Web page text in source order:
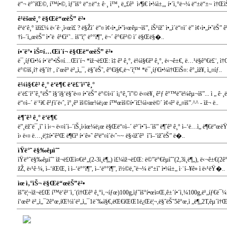
ë“¬ ë°˜íŒ©, í™í•©, ìƒˆìš° ë“±ë“± ê·¸ ì™¸ ë„£ê³ ì‹¶ì€ ì•¼ì±„, í•´ì‚°ë¬¼ ë“±ë“±~
ê¹ëšœê¸° ë§Œë“œëŠ” ë²•
ê¹ë‘ê¸° ìžì£¼ ë‹´ê·¸ì‹œì£ ? ë§Žì´ ë“¤ ì¢‹ì•„í•˜ì‹œêµ¬ìš”, íŠ¹ížˆ ì•„ì´ë“¤ì´ ë” ì¢‹ì•„í•˜ëŠ”
†ì–´ì„œëŠ” ì•ˆë ê¹€ì¹˜.. ìš”ì¦˜ ë°°ì¶”, ë¬´ ê°€ê²© ì´ ë§Œë§�..
í•¨ë°• ìŠ¤í…Œì´í¬ ë§Œë“œëŠ” ë²•
ë¯¸íƒ€ì•¼ í•¨ë°•ìŠ¤í…Œì´í¬ *ìž¬ë£Œ: ì‡ ê³ ê¸°, ë¼ì§€ê³ ê¸°, ë‹¬ê±€, ë…¹ë§ê°€ë£¨,
ë°©ìš¸í† ë§ˆí† , í‘œê³ ë²„ì„¯, ë§ˆëŠ˜, ê°€ì§€,ë¬´ì¦™ *ë¯¸íƒ€ì•¼ì†ŒìŠ¤: ê°„ìž¥, ì„¤íƒ..
ë¼ì§€ê³ ê¸° ë‘ë¶€ ë‘ë£¨ì¹˜ê¸°
ë‘ë£¨ì¹˜ê¸°ëŠ” ì§‘ì§‘ë§ˆë‹¤ í•˜ëŠ” ë°©ì‹ì´ ì¡°ê¸ˆì”© ë‹¤ë¥¸ ê²ƒ ê°™ë”ë¼êµ¬ìš”... ì
ë“¤ì–´ ë¨¹ì€ ê²ƒì´ë‹ˆ, ì°¸ê³ ìš©ìœ¼ë¡œ í™œìš©í•´ì£¼ì‹œë©´ ì¢‹ê² ë„¤ìš”.^^ - ìž¬ ë..
ë¶ˆê³ ê¸° ë‘ë¶€
ë”¸ëž˜ë¯¸ì˜ ì ì‹¬ ë‹¤ì´ì–´íŠ¸ì‹ìœ¼ë¡œ ë§Œë“¤ì–´ ë³´ì•˜ì–´ìš” ë¶ˆê³ ê¸° ì–‘ë…ì„
ì› ë‹¤ ë…¸ë¦‡í•˜ê²Œ ë¶€ì³ í•¨ê»˜ ê³ë“¤ì´ë‹ˆ~~ ë§›ìžˆê³ ì˜ì–‘ìžˆëŠ” ë�..
ìŸë°˜ ë§‰êµ­ìˆ˜
ìŸë°˜ë§‰êµ­ìˆ˜ ìž¬ë£Œì¤€ë¹„(2-3ì¸ë¶„) ì£¼ìž¬ë£Œ: ë©”ë°€êµ­ìˆ˜(2,3ì¸ë¶„),
žŽ, ë‹¹ê·¼, ì–‘íŒŒ, ì ì–‘ë°°ì¶”, ì–‘ë°°ì¶”, ì½©ë‚˜ë¬¼ ë“±ì˜ ì•¼ì±„ ì·¨í–¥ê» ì ë‹¹ëŸ�..
ìœ ì‚°ìŠ¬ ë§Œë“œëŠ”ë²•
ìš”ë¦¬ìž¬ë£Œ í™ë‘ê¹¨ì‚´(ì†Œê³
í‘œê³ ë²„ì„¯2ê°œ,íŒ½ì´ë²„ì„¯1ë´‰ì§€,ëŒ€íŒŒ1ë¿Œë¦¬,ë§ˆëŠ˜5ê°œ,ì